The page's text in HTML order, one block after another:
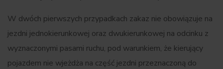
W dwóch pierwszych przypadkach zakaz nie obowiązuje na
jezdni jednokierunkowej oraz dwukierunkowej na odcinku z
wyznaczonymi pasami ruchu, pod warunkiem, że kierujący
pojazdem nie wjeżdża na część jezdni przeznaczoną do